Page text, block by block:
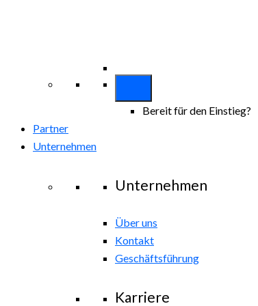
Bereit für den Einstieg?
Partner
Unternehmen
Unternehmen
Über uns
Kontakt
Geschäftsführung
Karriere